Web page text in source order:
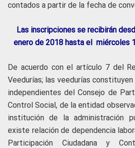
contados a partir de la fecha de
Las inscripciones se recibirán
enero de 2018 hasta el miércoles
De acuerdo con el artículo 7 del
Veedurías; las veedurías
independientes del Consejo de
Control Social, de la entidad
institución de la administración
existe relación de dependencia
Participación Ciudadana y